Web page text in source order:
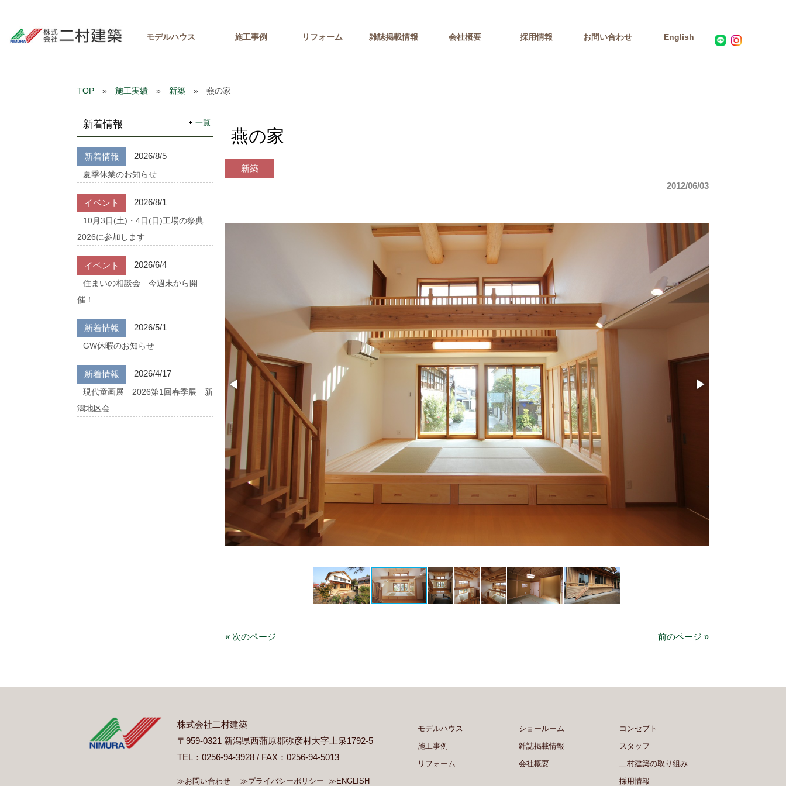
モデルハウス 施工事例 リフォーム 雑誌掲載情報 会社概要 採用情報 お問い合わせ English
TOP » 施工実績 » 新築 » 燕の家
燕の家
新築
2012/06/03
« 次のページ 前のページ »
新着情報 一覧
新着情報 2026/8/5
夏季休業のお知らせ
イベント 2026/8/1
10月3日(土)・4日(日)工場の祭典
2026に参加します
イベント 2026/6/4
住まいの相談会 今週末から開
催！
新着情報 2026/5/1
GW休暇のお知らせ
新着情報 2026/4/17
現代童画展 2026第1回春季展 新
潟地区会
株式会社二村建築
〒959-0321 新潟県西蒲原郡弥彦村大字上泉1792-5
TEL：0256-94-3928 / FAX：0256-94-5013
≫お問い合わせ ≫プライバシーポリシー ≫ENGLISH
モデルハウス
施工事例
リフォーム
ショールーム
雑誌掲載情報
会社概要
コンセプト
スタッフ
二村建築の取り組み
採用情報